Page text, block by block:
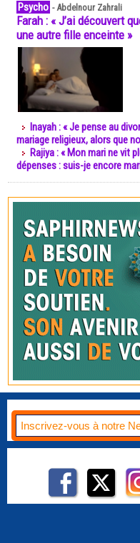
Psycho -Abdelnour Zahrali
Farah : « J’ai découvert
une autre fille enceinte »
Inayah : « Je pense au
mariage religieux, alors que
Rajiya : « Mon mari ne vit
dépenses : suis-je encore